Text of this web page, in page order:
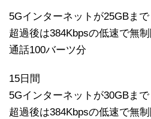
5Gインターネットが25GBま
超過後は384Kbpsの低速で無
通話100バーツ分
15日間
5Gインターネットが30GBま
超過後は384Kbpsの低速で無